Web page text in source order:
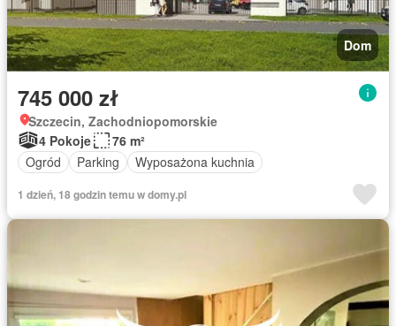
Dom
745 000 zł
Szczecin, Zachodniopomorskie
4 Pokoje
76 m²
Ogród
Parking Wyposażona kuchnia
1 dzień, 18 godzin temu w domy.pl